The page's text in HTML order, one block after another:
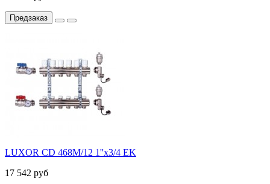
Предзаказ
LUXOR CD 468M/12 1''х3/4 EK
17 542 руб